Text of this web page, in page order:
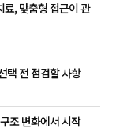
료, 맞춤형 접근이 관
택 전 점검할 사항
조 변화에서 시작